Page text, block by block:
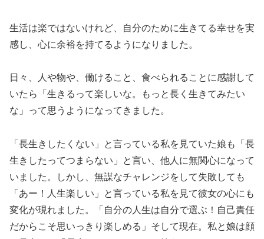
生活は楽ではないけれど、自分のために生きてる幸せを実
感し、心に余裕を持てるようになりました。
日々、人や物や、働けること、食べられることに感謝して
いたら「生きるって楽しいな。もっと長く生きてみたい
な」って思うようになってきました。
「長生きしたくない」と言っている私を見ていた娘も「長
生きしたってつまらない」と言い、他人に無関心になって
いました。しかし、無謀なチャレンジをして失敗しても
「あー！人生楽しい」と言っている私を見て彼女の心にも
変化が現れました。「自分の人生は自分で選ぶ！自己責任
だからこそ思いっきり楽しめる」そして現在。私と娘は顔